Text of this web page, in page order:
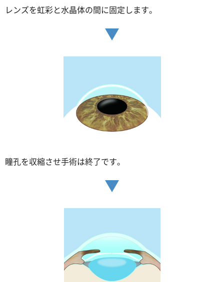
レンズを虹彩と水晶体の間に固定します。
瞳孔を収縮させ手術は終了です。